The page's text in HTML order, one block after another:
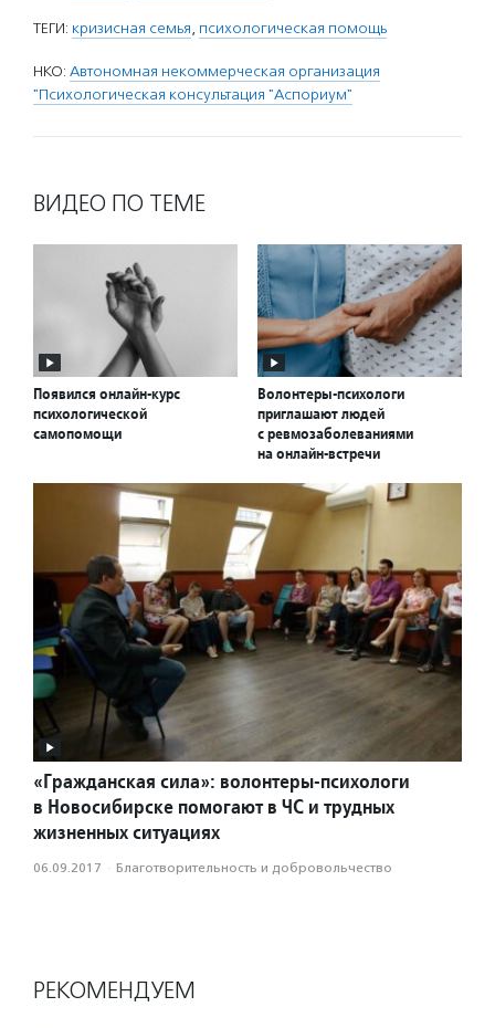
ТЕГИ: кризисная семья, психологическая помощь
НКО: Автономная некоммерческая организация
"Психологическая консультация "Аспориум"
ВИДЕО ПО ТЕМЕ
Появился онлайн-курс
психологической
самопомощи
Волонтеры-психологи
приглашают людей
с ревмозаболеваниями
на онлайн-встречи
«Гражданская сила»: волонтеры-психологи
в Новосибирске помогают в ЧС и трудных
жизненных ситуациях
06.09.2017 · Благотвори­тель­ность и доброволь­чест­во
РЕКОМЕНДУЕМ